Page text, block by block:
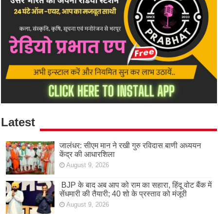
Latest
जालंधर: सीएम मान ने रखी गुरु रविदास बाणी अध्ययन
केंद्र की आधारशिला
August 9, 2026
BJP के बाद अब आप को राम का सहारा, हिंदू वोट बैंक में
सेंधमारी की तैयारी; 40 शो के प्रस्ताव को मंजूरी
August 9, 2026